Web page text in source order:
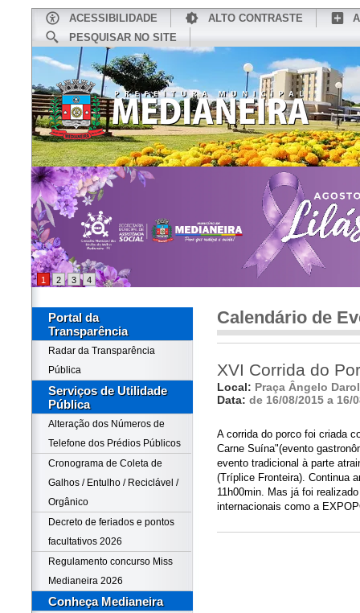
ACESSIBILIDADE ALTO CONTRASTE
PESQUISAR NO SITE
CONHEÇA MEDIANEIRA
1 2 3 4
Portal da
Transparência
Radar da Transparência
Pública
Serviços de Utilidade
Pública
Alteração dos Números de
Telefone dos Prédios Públicos
Cronograma de Coleta de
Galhos / Entulho / Reciclável /
Orgânico
Decreto de feriados e pontos
facultativos 2026
Regulamento concurso Miss
Medianeira 2026
Conheça Medianeira
Calendário de
XVI Corrida do
Local: Praça Ângelo
Data: de 16/08/2015 a 16/
A corrida do porco foi criada
Carne Suína"(evento
evento tradicional à parte
(Tríplice Fronteira). Continua
11h00min. Mas já foi
internacionais como a